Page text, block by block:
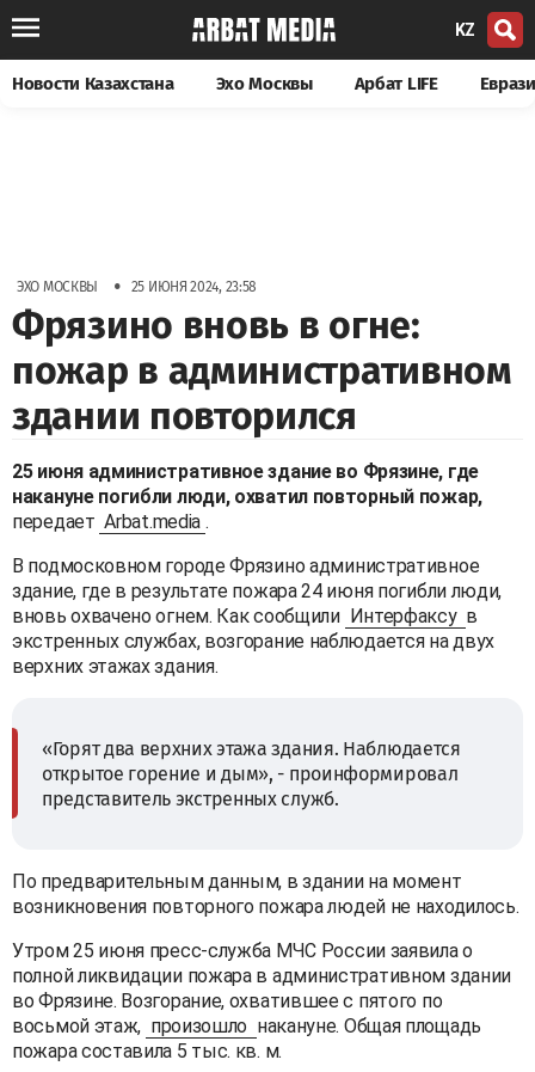
KZ
Новости Казахстана Эхо Москвы Арбат LIFE
ЭХО МОСКВЫ • 25 ИЮНЯ 2024, 23:58
Фрязино вновь в огне:
пожар в административном
здании повторился
25 июня административное здание во Фрязине, где
накануне погибли люди, охватил повторный пожар,
передает Arbat.media .
В подмосковном городе Фрязино административное
здание, где в результате пожара 24 июня погибли люди,
вновь охвачено огнем. Как сообщили Интерфаксу в
экстренных службах, возгорание наблюдается на двух
верхних этажах здания.
«Горят два верхних этажа здания. Наблюдается
открытое горение и дым», - проинформировал
представитель экстренных служб.
По предварительным данным, в здании на момент
возникновения повторного пожара людей не находилось.
Утром 25 июня пресс-служба МЧС России заявила о
полной ликвидации пожара в административном здании
во Фрязине. Возгорание, охватившее с пятого по
восьмой этаж, произошло накануне. Общая площадь
пожара составила 5 тыс. кв. м.